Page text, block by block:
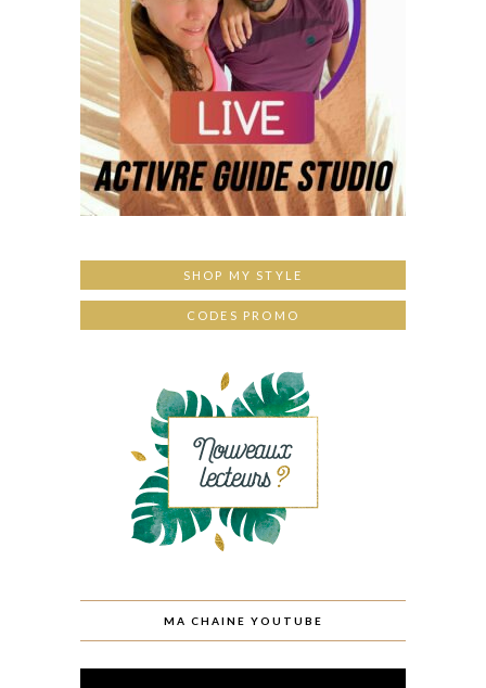
SHOP MY STYLE
CODES PROMO
MA CHAINE YOUTUBE